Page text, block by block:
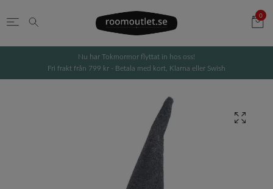
0
Nu har Tokmormor flyttat in hos oss!
Fri frakt från 799 kr - Betala med kort, Klarna eller Swish